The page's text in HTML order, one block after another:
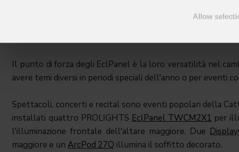
Allow
raggiungendo i livelli di luminosità desiderati affinché la
della cattedrale, desiderava un bianco caldo come
Il punto di forza degli EclPanel è la loro versatilità nel
avere temi diversi in periodi speciali dell'anno o per eventi
Spettacoli, concerti e recital sono eventi popolari della
installati quattro PROLIGHTS EclPanel TWCM2X1 per
l'illuminazione frontale dell'altare maggiore. Due
maggiore e unArcPod 27Q illumina il soffitto decorato.